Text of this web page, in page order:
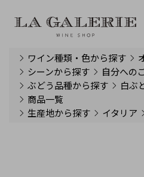
ワイン種類・色から探す
シーンから探す
自分への
ぶどう品種から探す
白ぶ
商品一覧
生産地から探す
イタリア